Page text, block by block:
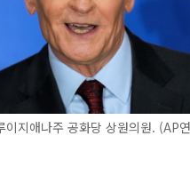
지애나주 공화당 상원의원. (AP